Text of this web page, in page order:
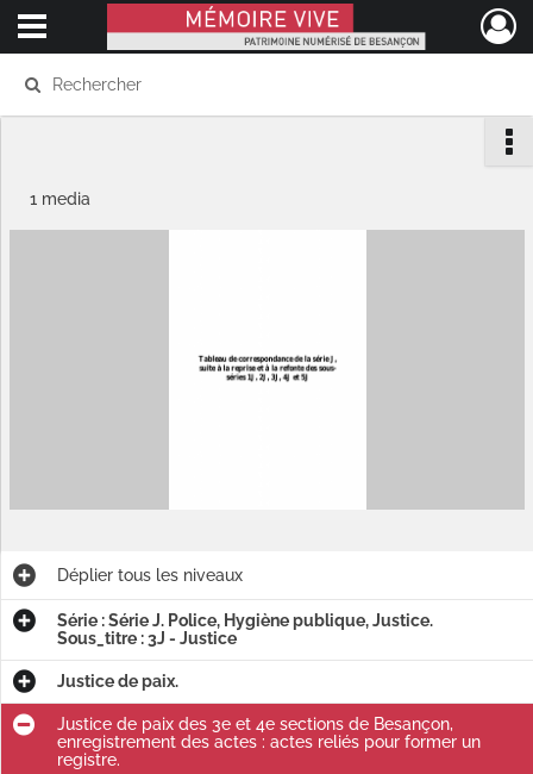
Mémoire Vive patrimoine numérisé de Besançon
Ouvrir le menu déroulant
1 media
Déplier tous les niveaux
Série : Série J. Police, Hygiène publique, Justice.
Sous_titre : 3J - Justice
Justice de paix.
Justice de paix des 3e et 4e sections de Besançon,
enregistrement des actes : actes reliés pour former un
registre.